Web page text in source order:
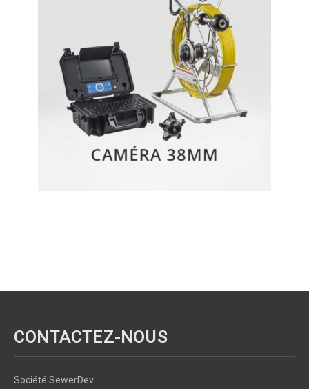
CONTACTEZ-NOUS
Société SewerDev